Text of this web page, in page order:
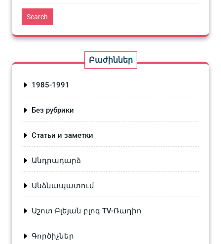
Search
Բաժիններ
1985-1991
Без рубрики
Статьи и заметки
Անդրադարձ
Անձնապատում
Աշոտ Բլեյան բլոգ TV-Ռադիո
Գործիչներ